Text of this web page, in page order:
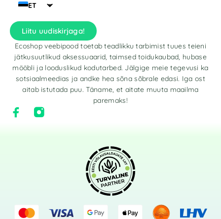
ET
Liitu uudiskirjaga!
Ecoshop veebipood toetab teadlikku tarbimist tuues teieni
jätkusuutlikud aksessuaarid, taimsed toidukaubad, hubase
mööbli ja looduslikud kodutarbed. Jälgige meie tegevusi ka
sotsiaalmeedias ja andke hea sõna sõbrale edasi. Iga ost
aitab istutada puu. Täname, et aitate muuta maailma
paremaks!